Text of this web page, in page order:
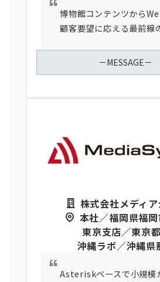
博物館コンテンツから
顧客要望に応える最前線
－MESSAGE－
株式会社メディ
本社／福岡県福
東京支店／東京
沖縄ラボ／沖縄県
Asteriskベースで小規模